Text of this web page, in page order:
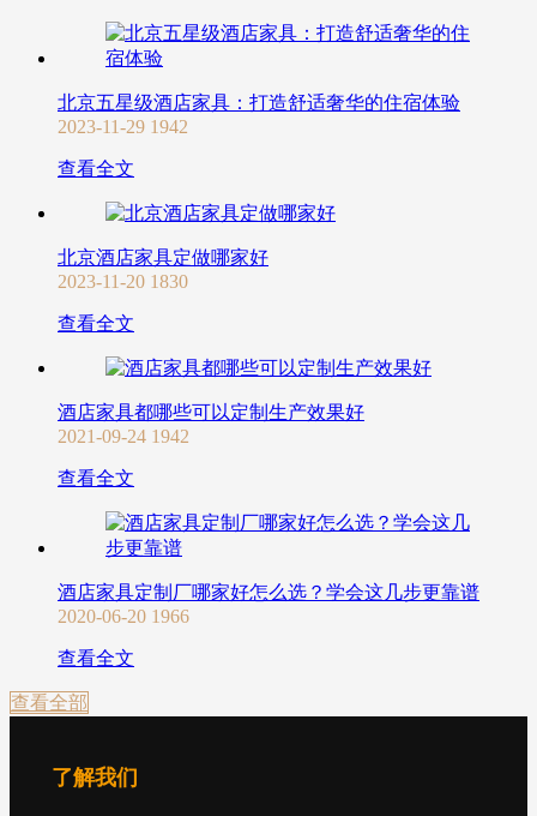
北京五星级酒店家具：打造舒适奢华的住宿体验
2023-11-29 1942
查看全文
北京酒店家具定做哪家好
2023-11-20 1830
查看全文
酒店家具都哪些可以定制生产效果好
2021-09-24 1942
查看全文
酒店家具定制厂哪家好怎么选？学会这几步更靠谱
2020-06-20 1966
查看全文
查看全部
了解我们